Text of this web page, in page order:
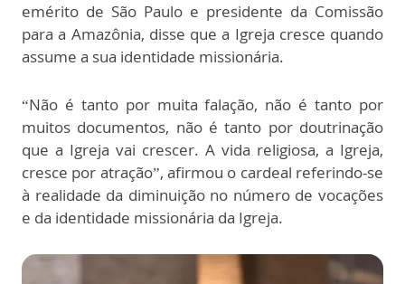
emérito de São Paulo e presidente da Comissão
para a Amazônia, disse que a Igreja cresce quando
assume a sua identidade missionária.
“Não é tanto por muita falação, não é tanto por
muitos documentos, não é tanto por doutrinação
que a Igreja vai crescer. A vida religiosa, a Igreja,
cresce por atração”, afirmou o cardeal referindo-se
à realidade da diminuição no número de vocações
e da identidade missionária da Igreja.